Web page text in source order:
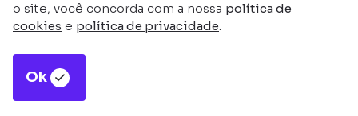
o site, você concorda com a nossa política de
cookies e política de privacidade.
Ok
Este site é protegido pelo reCAPTCHA e pela
Privacidadee